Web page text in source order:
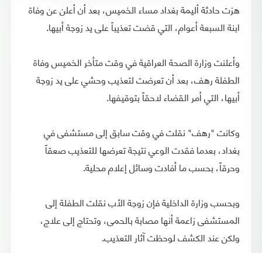
هزت حادثة أليمة بغداد مساء الخميس، بعد أن أعلن عن وفاة
ابنة السبعة أعوام، التي قضت تعذيباً على يد زوجة أبيها.
وأعلنت وزارة الصحة العراقية في وقت متأخر الخميس وفاة
الطفلة رهف، بعد أن تعرضت لتعذيب وحشي على يد زوجة
أبيها، التي أمر القضاء لاحقاً بتوقيفها.
وكانت "رهف" نقلت في وقت سابق إلى مستشفى في
بغداد، بعدما فقدت الوعي نتيجة تعرضها للتعذيب صعقاً
وحرقاً، بحسب ما أفادت وسائل إعلام محلية.
وبحسب وزارة الداخلية فإن زوجة الأب نقلت الطفلة إلى
المستشفى زاعمة أنها مصابة بالحمى، وتحتاج إلى علاج،
ولكن عند الكشف لوحظت آثار التعذيب.